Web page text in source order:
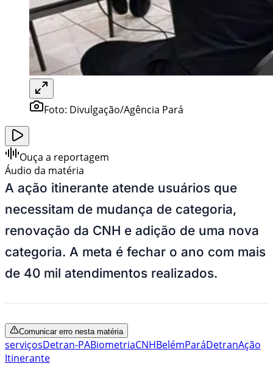
Foto: Divulgação/Agência Pará
Ouça a reportagem
Áudio da matéria
A ação itinerante atende usuários que
necessitam de mudança de categoria,
renovação da CNH e adição de uma nova
categoria. A meta é fechar o ano com mais
de 40 mil atendimentos realizados.
Comunicar erro nesta matéria
serviçosDetran-PABiometriaCNHBelémParáDetranAção
Itinerante